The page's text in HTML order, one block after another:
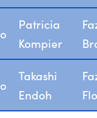
Patricia
Kompier
Takashi
Endoh